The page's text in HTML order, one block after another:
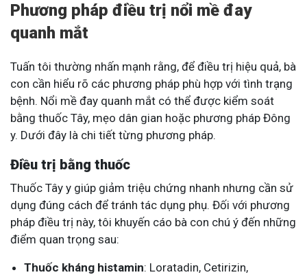
Phương pháp điều trị nổi mề đay
quanh mắt
Tuấn tôi thường nhấn mạnh rằng, để điều trị hiệu quả, bà
con cần hiểu rõ các phương pháp phù hợp với tình trạng
bệnh. Nổi mề đay quanh mắt có thể được kiểm soát
bằng thuốc Tây, mẹo dân gian hoặc phương pháp Đông
y. Dưới đây là chi tiết từng phương pháp.
Điều trị bằng thuốc
Thuốc Tây y giúp giảm triệu chứng nhanh nhưng cần sử
dụng đúng cách để tránh tác dụng phụ. Đối với phương
pháp điều trị này, tôi khuyến cáo bà con chú ý đến những
điểm quan trọng sau:
Thuốc kháng histamin: Loratadin, Cetirizin,